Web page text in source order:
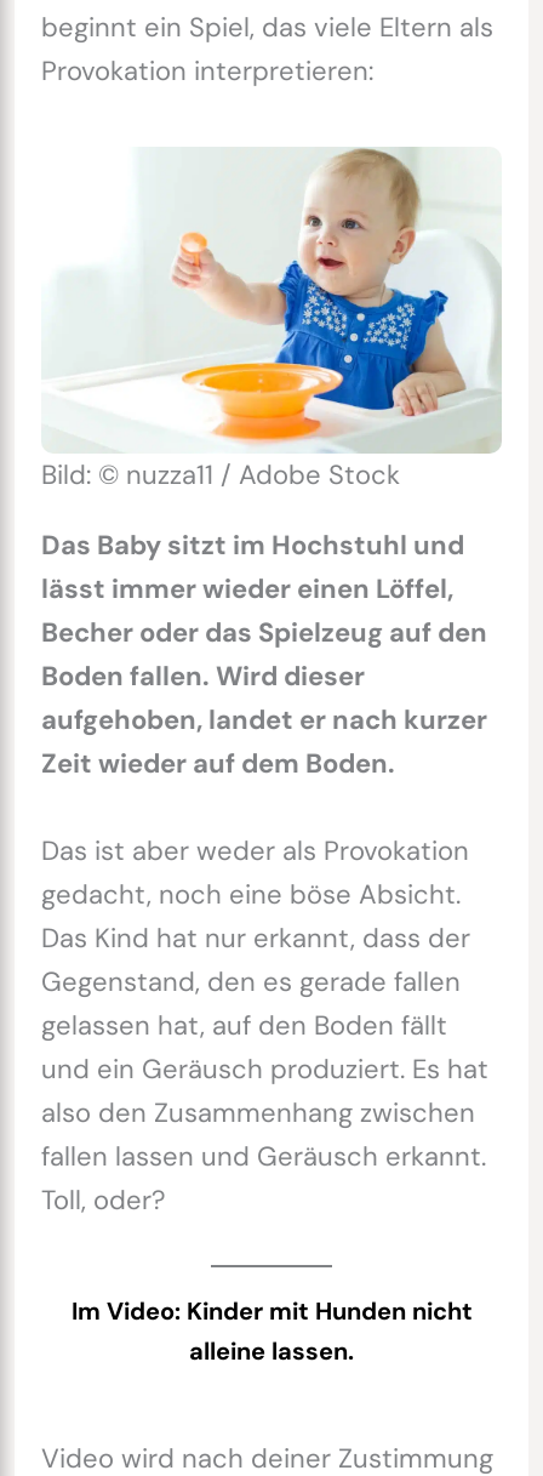
beginnt ein Spiel, das viele Eltern als
Provokation interpretieren:
Bild: © nuzza11 / Adobe Stock
Das Baby sitzt im Hochstuhl und
lässt immer wieder einen Löffel,
Becher oder das Spielzeug auf den
Boden fallen. Wird dieser
aufgehoben, landet er nach kurzer
Zeit wieder auf dem Boden.
Das ist aber weder als Provokation
gedacht, noch eine böse Absicht.
Das Kind hat nur erkannt, dass der
Gegenstand, den es gerade fallen
gelassen hat, auf den Boden fällt
und ein Geräusch produziert. Es hat
also den Zusammenhang zwischen
fallen lassen und Geräusch erkannt.
Toll, oder?
Im Video: Kinder mit Hunden nicht
alleine lassen.
Video wird nach deiner Zustimmung